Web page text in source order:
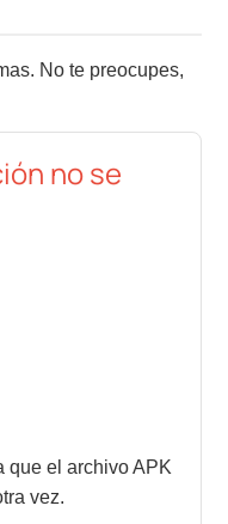
No te preocupes,
no se
que el archivo APK
vez.